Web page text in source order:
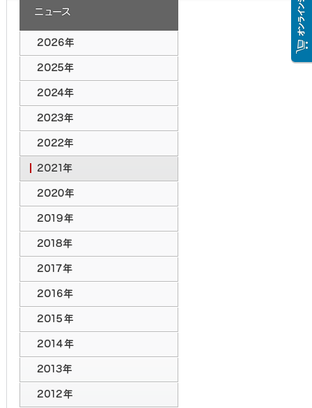
2026年のトピックス
2025年のトピックス
2024年のトピックス
2023年のトピックス
2022年のトピックス
2021年のトピックス
2020年のトピックス
2019年のトピックス
2018年のトピックス
2017年のトピックス
2016年のトピックス
2015年のトピックス
2014年のトピックス
2013年のトピックス